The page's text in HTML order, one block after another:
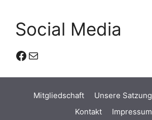
Social Media
Facebook
E-Mail
Mitgliedschaft Unsere Satzung
Kontakt
Impressum